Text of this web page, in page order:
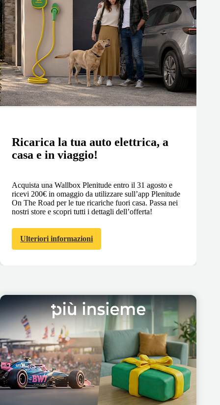
Ricarica la tua auto elettrica, a
casa e in viaggio!
Acquista una Wallbox Plenitude entro il 31 agosto e
ricevi 200€ in omaggio da utilizzare sull’app Plenitude
On The Road per le tue ricariche fuori casa. Passa nei
nostri store e scopri tutti i dettagli dell’offerta!
Ulteriori informazioni